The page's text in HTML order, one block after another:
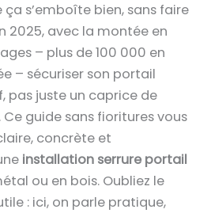
s’emboîte bien, sans faire
2025, avec la montée en
– plus de 100 000 en
– sécuriser son portail
pas juste un caprice de
guide sans fioritures vous
concrète et
installation serrure portail
ou en bois. Oubliez le
: ici, on parle pratique,